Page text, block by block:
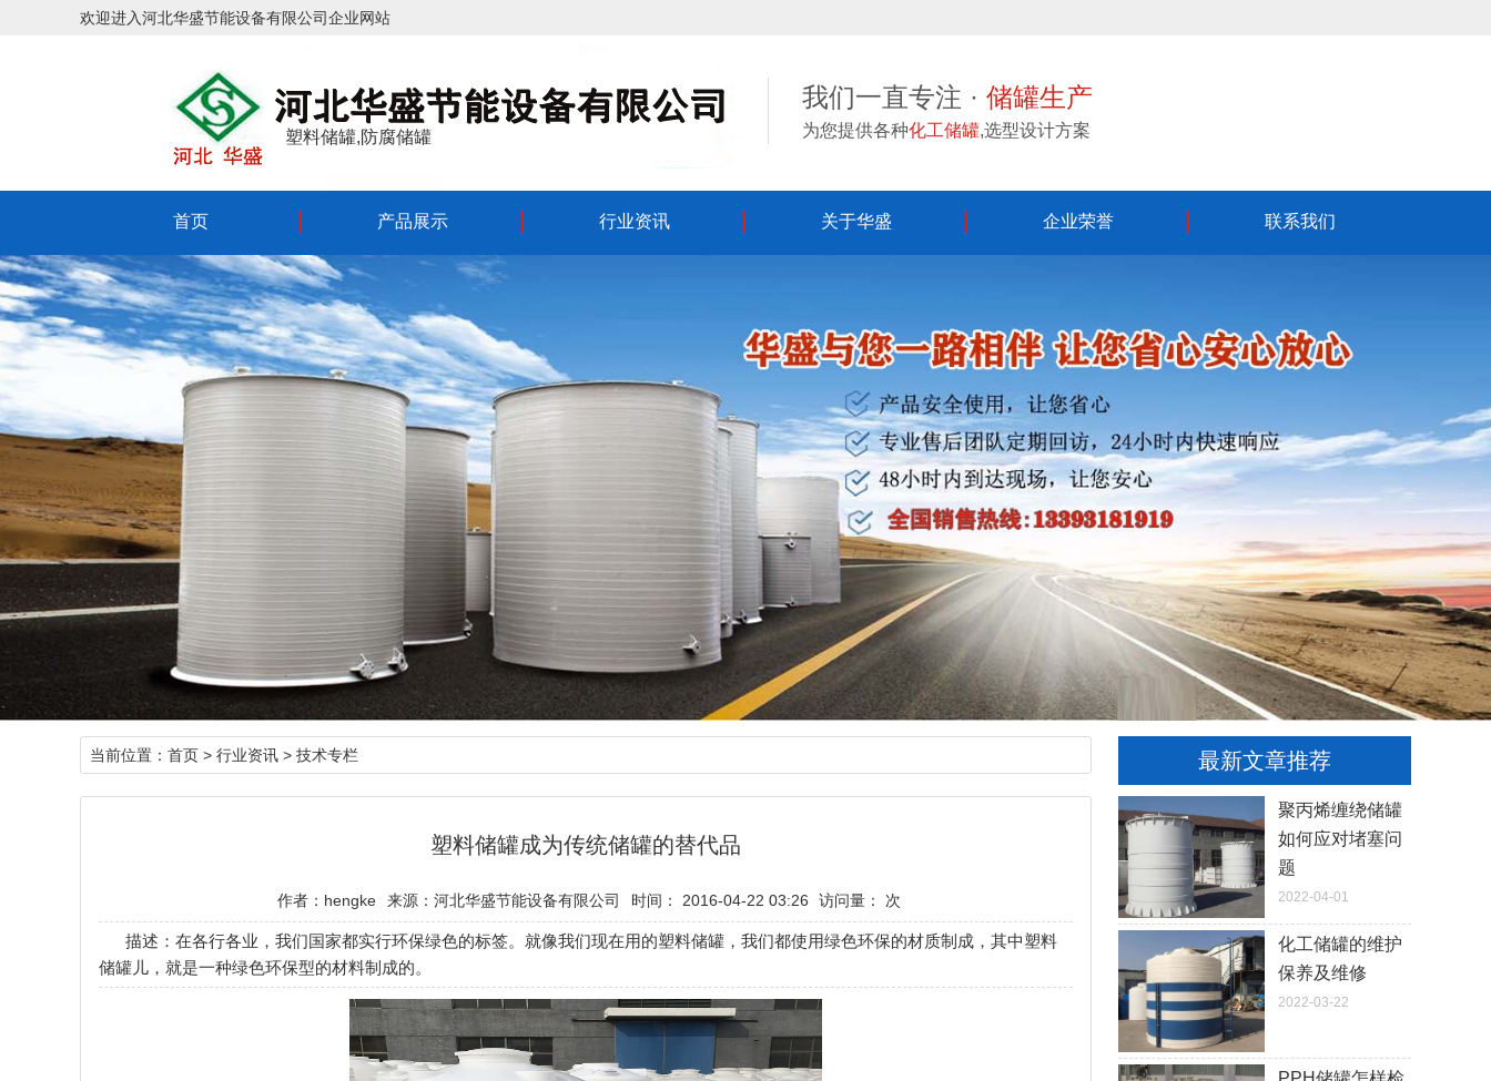
欢迎进入河北华盛节能设备有限公司企业网站
塑料储罐,防腐储罐
我们一直专注 · 储罐生产
为您提供各种化工储罐,选型设计方案
133-9318-1919
首页 产品展示 行业资讯 关于华盛 企业荣誉 联系我们
最新文章推荐
聚丙烯缠绕储罐
如何应对堵塞问
题
2022-04-01
化工储罐的维护
保养及维修
2022-03-22
当前位置： 首页 > 行业资讯 > 技术专栏
塑料储罐成为传统储罐的替代品
作者：hengke 来源：河北华盛节能设备有限公司 时间： 2016-04-22 03:26 访问量： 次
描述：在各行各业，我们国家都实行环保绿色的标签。就像我们现在用的塑料储罐，我们都使用绿色环保的材质制成，其中塑料
储罐儿，就是一种绿色环保型的材料制成的。